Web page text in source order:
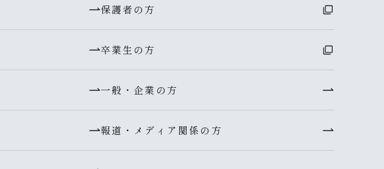
保護者の方
卒業生の方
一般・企業の方
報道・メディア関係の方